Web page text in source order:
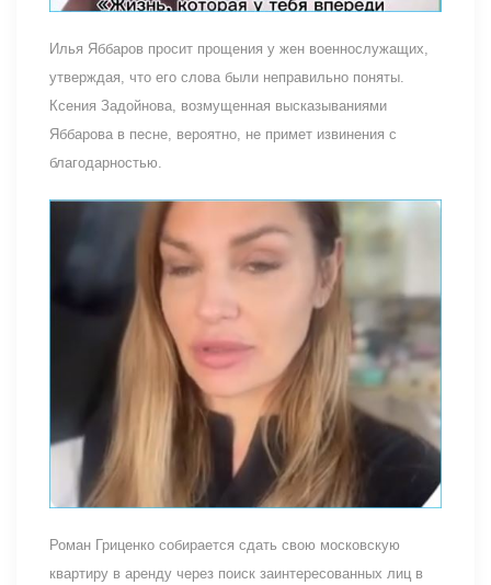
Илья Яббаров просит прощения у жен военнослужащих,
утверждая, что его слова были неправильно поняты.
Ксения Задойнова, возмущенная высказываниями
Яббарова в песне, вероятно, не примет извинения с
благодарностью.
Роман Гриценко собирается сдать свою московскую
квартиру в аренду через поиск заинтересованных лиц в